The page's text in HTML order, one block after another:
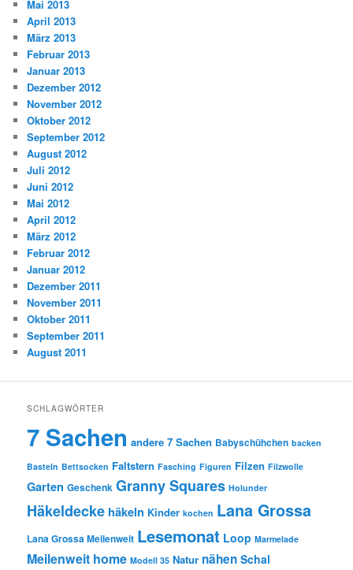
Mai 2013
April 2013
März 2013
Februar 2013
Januar 2013
Dezember 2012
November 2012
Oktober 2012
September 2012
August 2012
Juli 2012
Juni 2012
Mai 2012
April 2012
März 2012
Februar 2012
Januar 2012
Dezember 2011
November 2011
Oktober 2011
September 2011
August 2011
SCHLAGWÖRTER
7 Sachen andere 7 Sachen Babyschühchen backen
Basteln Bettsocken Faltstern Fasching Figuren Filzen Filzwolle
Garten Geschenk Granny Squares Holunder
Häkeldecke häkeln Kinder kochen Lana Grossa
Lana Grossa Meilenweit Lesemonat Loop Marmelade
Meilenweit home Modell 35 Natur nähen Schal